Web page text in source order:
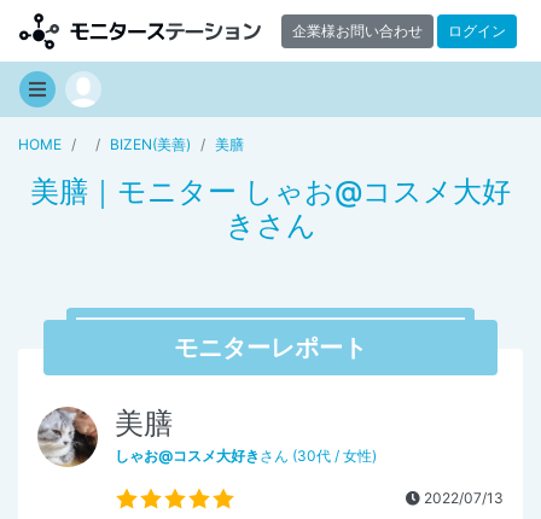
企業様お問い合わせ ログイン
HOME BIZEN(美善) 美膳
美膳｜モニター しゃお@コスメ大好
きさん
モニターレポート
美膳
しゃお@コスメ大好き さん (30代 / 女性)
2022/07/13